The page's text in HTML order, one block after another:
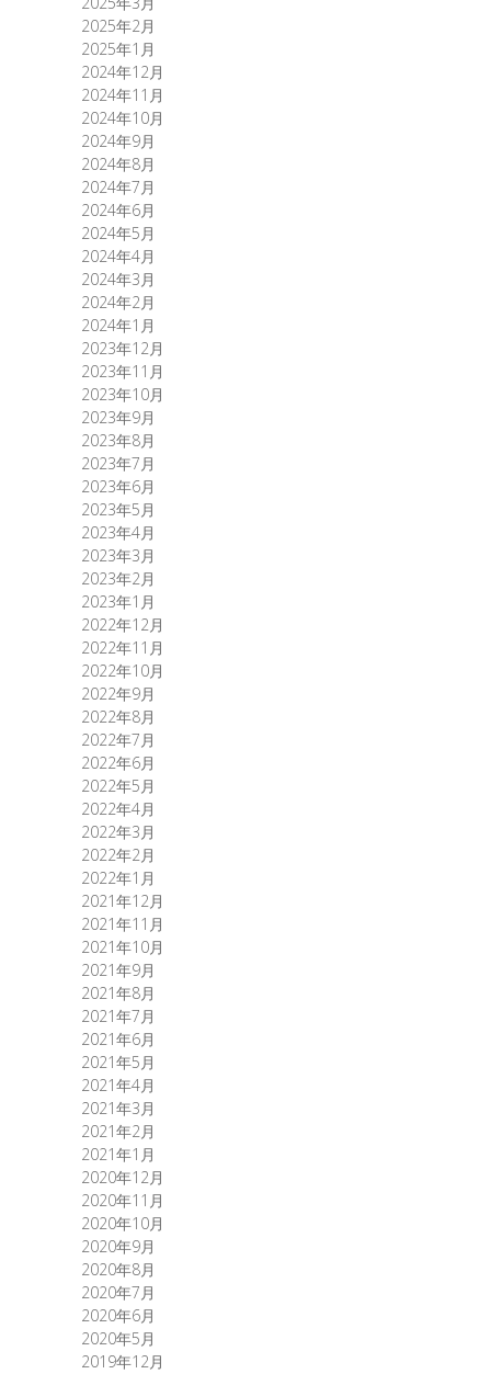
2025年2月
2025年1月
2024年12月
2024年11月
2024年10月
2024年9月
2024年8月
2024年7月
2024年6月
2024年5月
2024年4月
2024年3月
2024年2月
2024年1月
2023年12月
2023年11月
2023年10月
2023年9月
2023年8月
2023年7月
2023年6月
2023年5月
2023年4月
2023年3月
2023年2月
2023年1月
2022年12月
2022年11月
2022年10月
2022年9月
2022年8月
2022年7月
2022年6月
2022年5月
2022年4月
2022年3月
2022年2月
2022年1月
2021年12月
2021年11月
2021年10月
2021年9月
2021年8月
2021年7月
2021年6月
2021年5月
2021年4月
2021年3月
2021年2月
2021年1月
2020年12月
2020年11月
2020年10月
2020年9月
2020年8月
2020年7月
2020年6月
2020年5月
2019年12月